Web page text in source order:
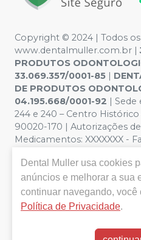
Copyright © 2024 | Todos
www.dentalmuller.com.br |
PRODUTOS
33.069.357/0001-85 |
DE PRODUTOS
04.195.668/0001-92 | Sede
244 e 240 – Centro
90020-170 | Autorizações
Medicamentos: XXXXXXX -
Segurança - Fotos
condições da loja virtual
caso de divergência de
do Carrinho de Compra.
compras de grandes
Dental Muller usa cookies
anúncios e melhorar a sua
continuar navegando, você
Política de Privacidade.